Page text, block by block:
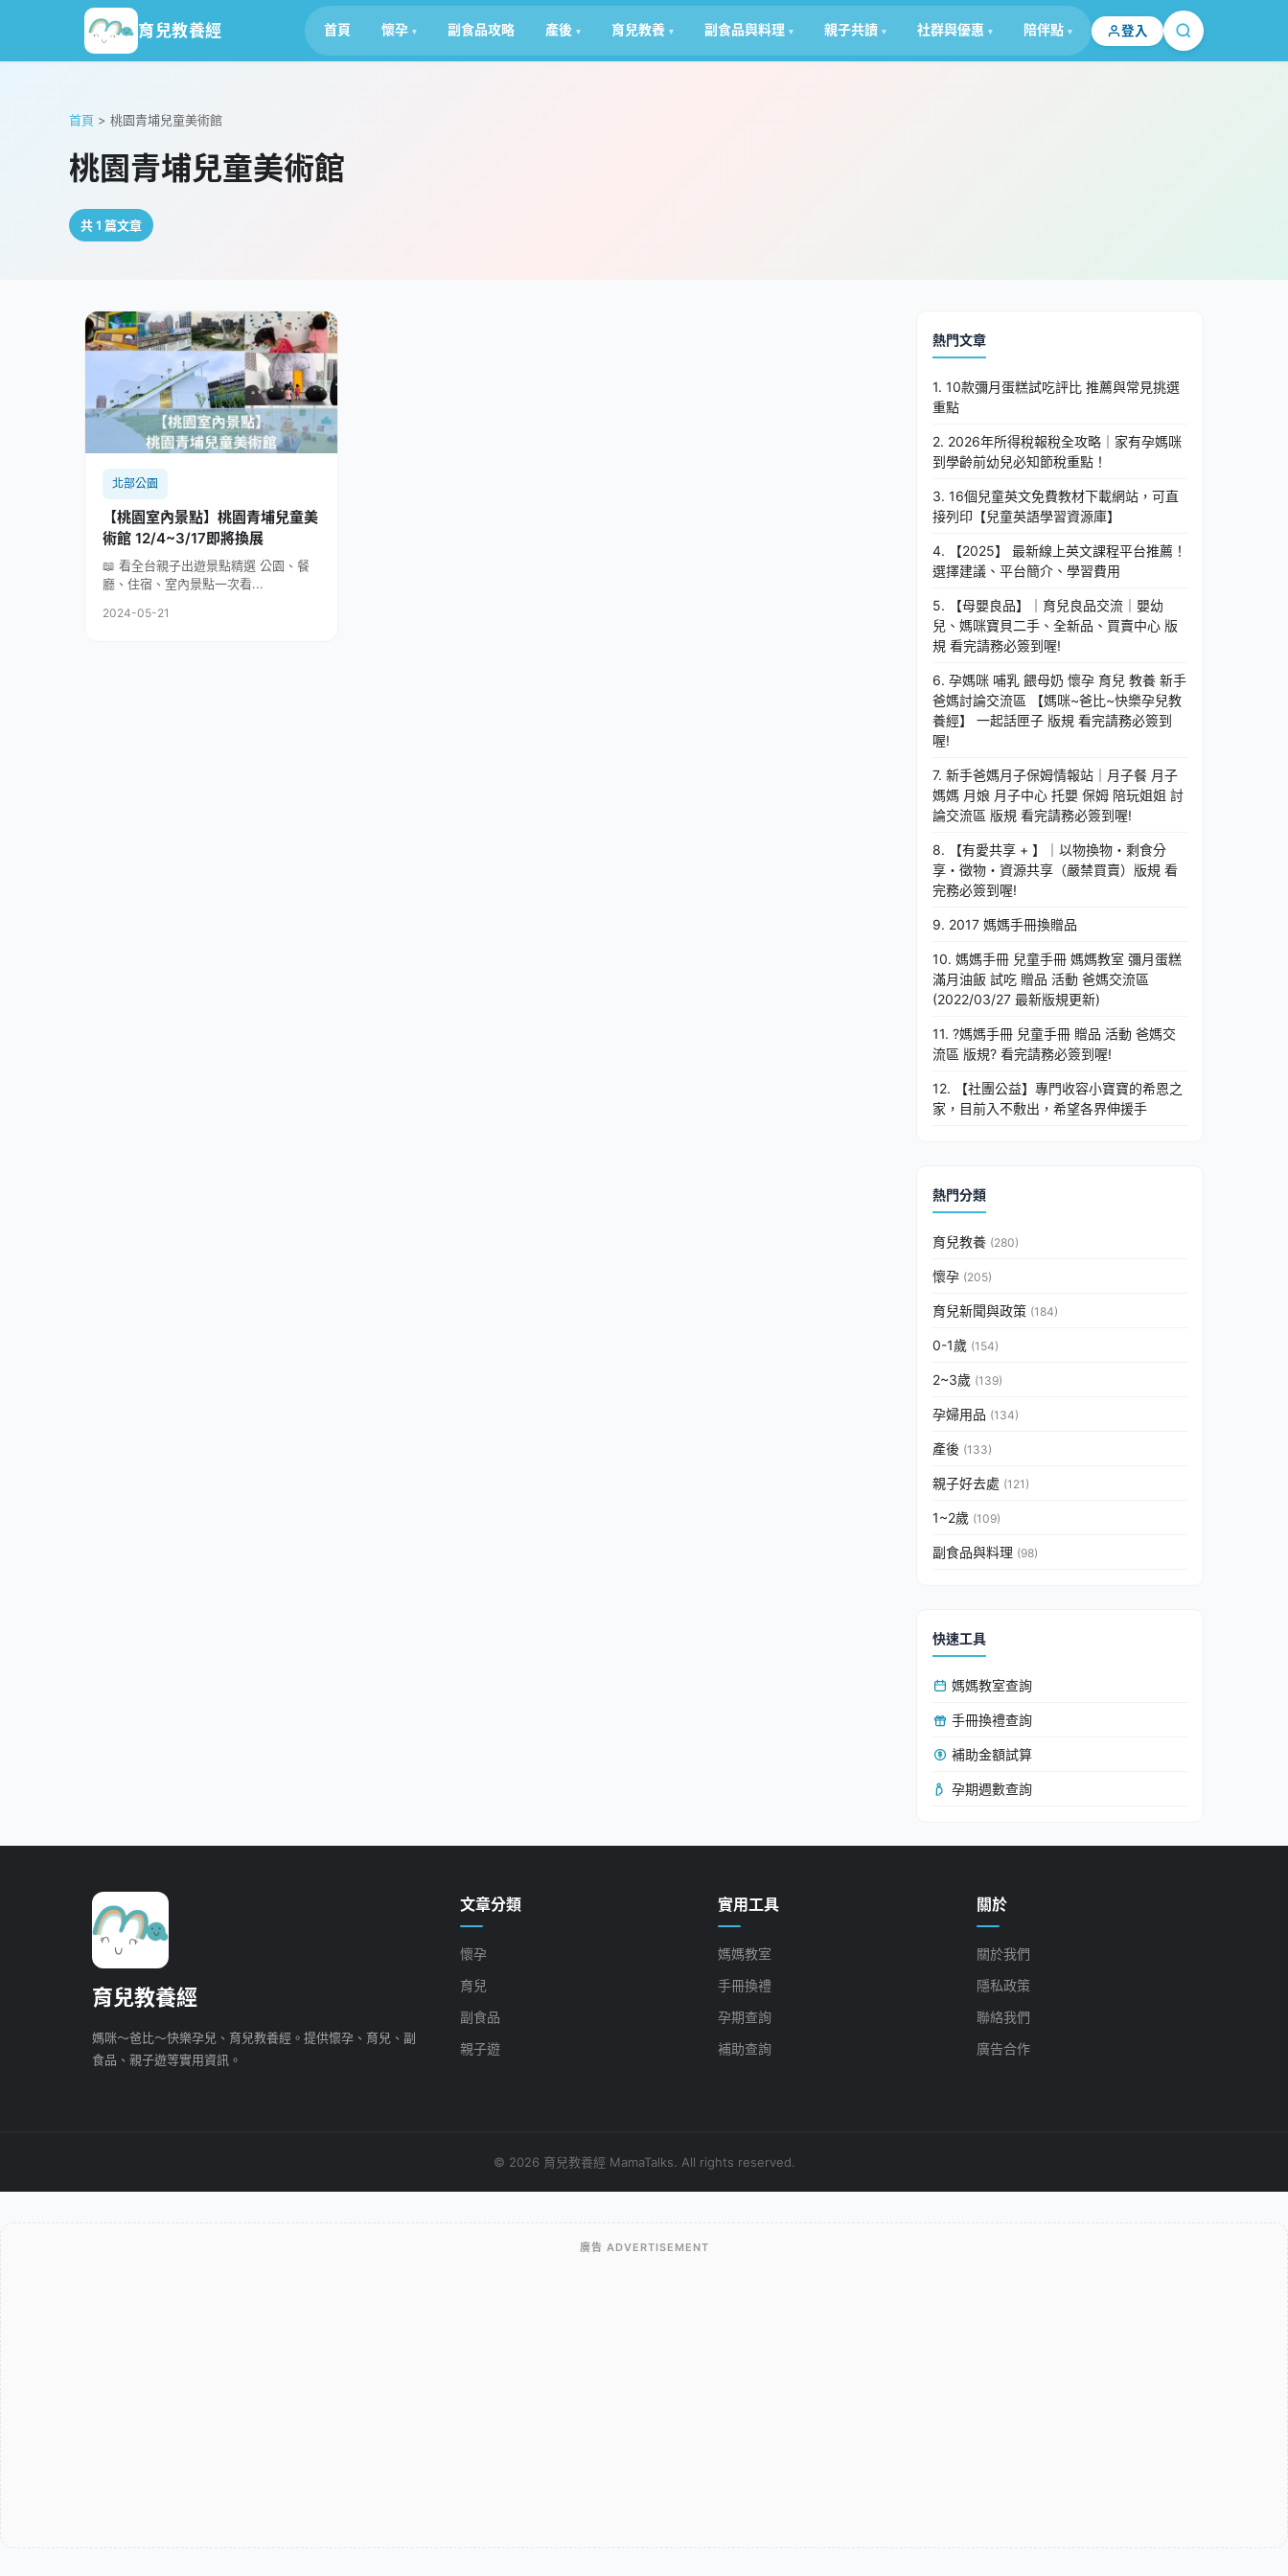
育兒教養經 首頁 懷孕 副食品攻略 產後 育兒教養 副食品與料理 親子共讀 社群與優惠 陪伴點 登入
首頁 > 桃園青埔兒童美術館
桃園青埔兒童美術館
共 1 篇文章
北部公園
【桃園室內景點】桃園青埔兒童美
術館 12/4~3/17即將換展
📖 看全台親子出遊景點精選 公園、餐
廳、住宿、室內景點一次看...
2024-05-21
熱門文章
1. 10款彌月蛋糕試吃評比 推薦與常見挑選
重點
2. 2026年所得稅報稅全攻略｜家有孕媽咪
到學齡前幼兒必知節稅重點！
3. 16個兒童英文免費教材下載網站，可直
接列印【兒童英語學習資源庫】
4. 【2025】 最新線上英文課程平台推薦！
選擇建議、平台簡介、學習費用
5. 【母嬰良品】｜育兒良品交流｜嬰幼
兒、媽咪寶貝二手、全新品、買賣中心 版
規 看完請務必簽到喔!
6. 孕媽咪 哺乳 餵母奶 懷孕 育兒 教養 新手
爸媽討論交流區 【媽咪~爸比~快樂孕兒教
養經】 一起話匣子 版規 看完請務必簽到
喔!
7. 新手爸媽月子保姆情報站｜月子餐 月子
媽媽 月娘 月子中心 托嬰 保姆 陪玩姐姐 討
論交流區 版規 看完請務必簽到喔!
8. 【有愛共享 + 】｜以物換物・剩食分
享・徵物・資源共享（嚴禁買賣）版規 看
完務必簽到喔!
9. 2017 媽媽手冊換贈品
10. 媽媽手冊 兒童手冊 媽媽教室 彌月蛋糕
滿月油飯 試吃 贈品 活動 爸媽交流區
(2022/03/27 最新版規更新)
11. ?媽媽手冊 兒童手冊 贈品 活動 爸媽交
流區 版規? 看完請務必簽到喔!
12. 【社團公益】專門收容小寶寶的希恩之
家，目前入不敷出，希望各界伸援手
熱門分類
育兒教養 (280)
懷孕 (205)
育兒新聞與政策 (184)
0-1歲 (154)
2~3歲 (139)
孕婦用品 (134)
產後 (133)
親子好去處 (121)
1~2歲 (109)
副食品與料理 (98)
快速工具
媽媽教室查詢
手冊換禮查詢
補助金額試算
孕期週數查詢
育兒教養經
媽咪～爸比～快樂孕兒、育兒教養經。提供懷孕、育兒、副
食品、親子遊等實用資訊。
文章分類
懷孕
育兒
副食品
親子遊
實用工具
媽媽教室
手冊換禮
孕期查詢
補助查詢
關於
關於我們
隱私政策
聯絡我們
廣告合作
© 2026 育兒教養經 MamaTalks. All rights reserved.
廣告 ADVERTISEMENT